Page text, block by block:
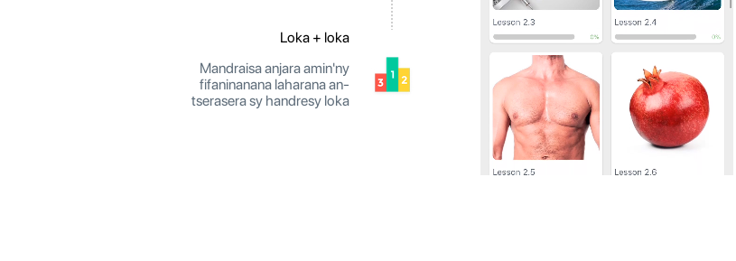
Loka + loka
Mandraisa anjara amin'ny
fifaninanana laharana an-
tserasera sy handresy loka